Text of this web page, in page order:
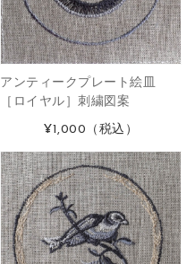
アンティークプレート絵皿
［ロイヤル］刺繍図案
¥1,000 （税込）